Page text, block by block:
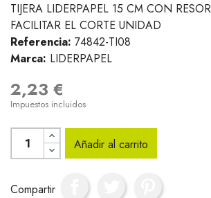
TIJERA LIDERPAPEL 15 CM CON
FACILITAR EL CORTE UNIDAD
Referencia: 74842-TI08
Marca: LIDERPAPEL
2,23 €
Impuestos incluidos
Añadir al carrito
Compartir